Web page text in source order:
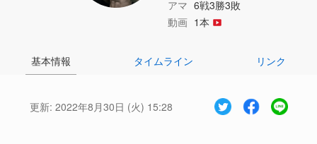
アマ 6戦3勝3敗
動画 1本
基本情報 タイムライン リンク
更新: 2022年8月30日 (火) 15:28